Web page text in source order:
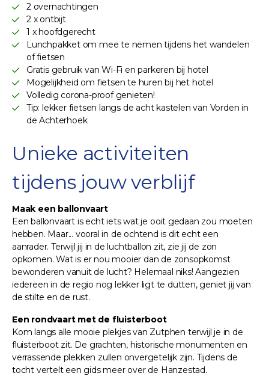
2 overnachtingen
2 x ontbijt
1 x hoofdgerecht
Lunchpakket om mee te nemen tijdens het wandelen
of fietsen
Gratis gebruik van Wi-Fi en parkeren bij hotel
Mogelijkheid om fietsen te huren bij het hotel
Volledig corona-proof genieten!
Tip: lekker fietsen langs de acht kastelen van Vorden in
de Achterhoek
Unieke activiteiten
tijdens jouw verblijf
Maak een ballonvaart
Een ballonvaart is echt iets wat je ooit gedaan zou moeten
hebben. Maar... vooral in de ochtend is dit echt een
aanrader. Terwijl jij in de luchtballon zit, zie jij de zon
opkomen. Wat is er nou mooier dan de zonsopkomst
bewonderen vanuit de lucht? Helemaal niks! Aangezien
iedereen in de regio nog lekker ligt te dutten, geniet jij van
de stilte en de rust.
Een rondvaart met de fluisterboot
Kom langs alle mooie plekjes van Zutphen terwijl je in de
fluisterboot zit. De grachten, historische monumenten en
verrassende plekken zullen onvergetelijk zijn. Tijdens de
tocht vertelt een gids meer over de Hanzestad.